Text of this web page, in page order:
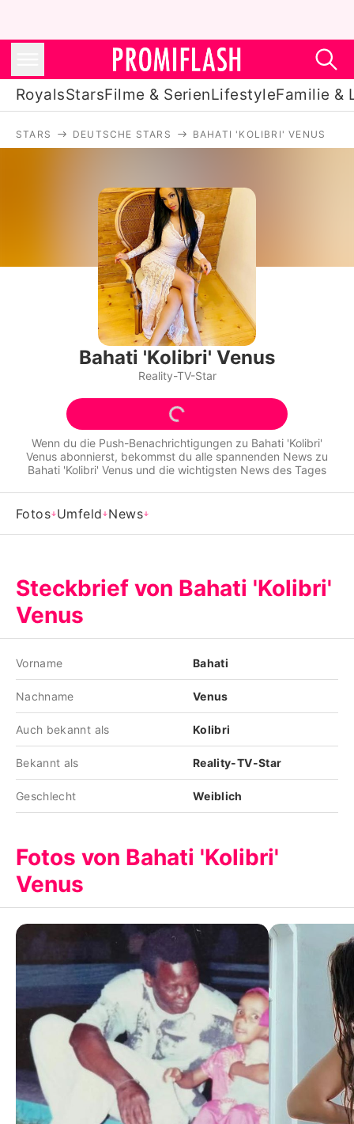
RoyalsStarsFilme & SerienLifestyleFamilie &
Filme & Serien
Lifestyle
Familie & Liebe
Promiflash Exklusiv
Alle Themen auf Promiflash
Jobs
App runterladen
Team
Impressum
Nutzungsbedingungen
Utiq verwalten
STARS DEUTSCHE STARS BAHATI 'KOLIBRI' VENUS
Bahati 'Kolibri' Venus
Reality-TV-Star
Wenn du die Push-Benachrichtigungen zu Bahati 'Kolibri'
Venus abonnierst, bekommst du alle spannenden News zu
Bahati 'Kolibri' Venus und die wichtigsten News des Tages
Fotos Umfeld News
Steckbrief von Bahati 'Kolibri'
Venus
Vorname Bahati
Nachname Venus
Auch bekannt als Kolibri
Bekannt als Reality-TV-Star
Geschlecht Weiblich
Fotos von Bahati 'Kolibri'
Venus